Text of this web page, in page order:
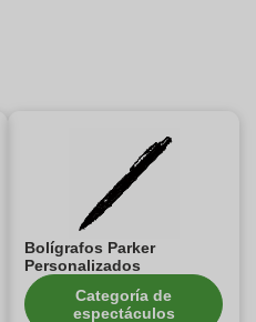
Bolígrafos Parker
Personalizados
Categoría de
espectáculos